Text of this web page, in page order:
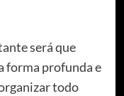
será que
forma profunda e
todo